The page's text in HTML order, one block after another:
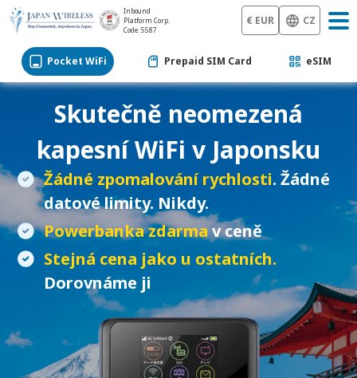
Inbound
Platform Corp.
Code: 5587
€ EUR CZ
Pocket WiFi Prepaid SIM Card eSIM
Skutečně neomezená
kapesní WiFi v Japonsku
Žádné zpomalování rychlosti. Žádné
datové limity. Nikdy.
Powerbanka zdarmav ceně
Stejná cena jako u ostatních.
Dorovnáme ji